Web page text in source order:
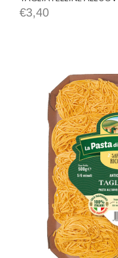
€3,40